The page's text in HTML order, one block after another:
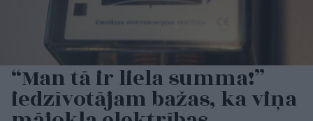
“Man tā ir liela summa!”
iedzīvotājam bažas, ka viņa